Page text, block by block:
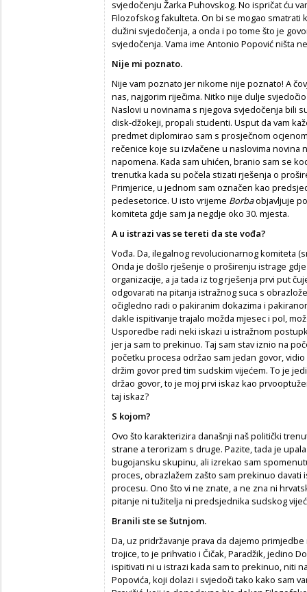
svjedočenju Žarka Puhovskog. No ispričat ću
Filozofskog fakulteta. On bi se mogao
dužini svjedočenja, a onda i po tome što je
svjedočenja. Vama ime Antonio Popović ništa
Nije mi poznato.
Nije vam poznato jer nikome nije poznato! A
nas, najgorim riječima. Nitko nije dulje
Naslovi u novinama s njegova svjedočenja bili
disk-džokeji, propali studenti. Usput da vam
predmet diplomirao sam s prosječnom
rečenice koje su izvlačene u naslovima novina
napomena. Kada sam uhićen, branio sam se
trenutka kada su počela stizati rješenja o
Primjerice, u jednom sam označen kao
pedesetorice. U isto vrijeme Borbaobjavljuje
komiteta gdje sam ja negdje oko 30. mjesta.
A u istrazi vas se tereti da ste vođa?
Vođa. Da, ilegalnog revolucionarnog komiteta
Onda je došlo rješenje o proširenju istrage
organizacije, a ja tada iz tog rješenja prvi put
odgovarati na pitanja istražnog suca s
očigledno radi o pakiranim dokazima i
dakle ispitivanje trajalo možda mjesec i pol,
Usporedbe radi neki iskazi u istražnom
jer ja sam to prekinuo. Taj sam stav iznio na
početku procesa održao sam jedan govor,
držim govor pred tim sudskim vijećem. To je
držao govor, to je moj prvi iskaz kao
taj iskaz?
S kojom?
Ovo što karakterizira današnji naš politički
strane a terorizam s druge. Pazite, tada je
bugojansku skupinu, ali izrekao sam
proces, obrazlažem zašto sam prekinuo davati
procesu. Ono što vi ne znate, a ne zna ni
pitanje ni tužitelja ni predsjednika sudskog
Branili ste se šutnjom.
Da, uz pridržavanje prava da dajemo
trojice, to je prihvatio i Čičak, Paradžik, jedino
ispitivati ni u istrazi kada sam to prekinuo, niti
Popovića, koji dolazi i svjedoči tako kako sam